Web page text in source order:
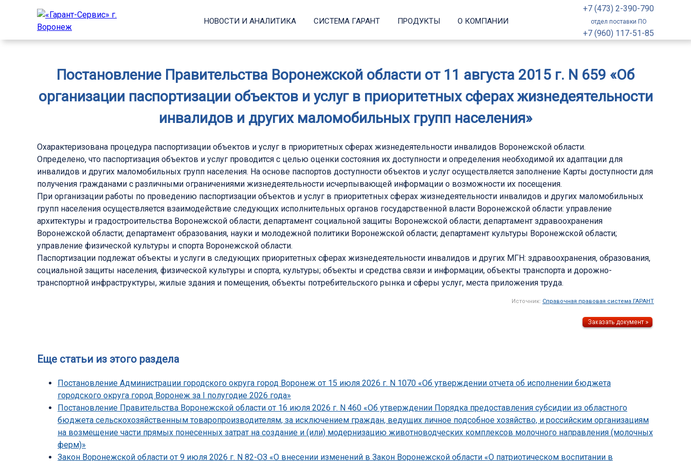
НОВОСТИ И АНАЛИТИКА СИСТЕМА ГАРАНТ ПРОДУКТЫ О КОМПАНИИ
+7 (473) 2-390-790
отдел поставки ПО
+7 (960) 117-51-85
Постановление Правительства Воронежской области от 11 августа 2015 г. N 659 «Об
организации паспортизации объектов и услуг в приоритетных сферах жизнедеятельности
инвалидов и других маломобильных групп населения»
Охарактеризована процедура паспортизации объектов и услуг в приоритетных сферах жизнедеятельности инвалидов Воронежской области.
Определено, что паспортизация объектов и услуг проводится с целью оценки состояния их доступности и определения необходимой их адаптации для
инвалидов и других маломобильных групп населения. На основе паспортов доступности объектов и услуг осуществляется заполнение Карты доступности для
получения гражданами с различными ограничениями жизнедеятельности исчерпывающей информации о возможности их посещения.
При организации работы по проведению паспортизации объектов и услуг в приоритетных сферах жизнедеятельности инвалидов и других маломобильных
групп населения осуществляется взаимодействие следующих исполнительных органов государственной власти Воронежской области: управление
архитектуры и градостроительства Воронежской области; департамент социальной защиты Воронежской области; департамент здравоохранения
Воронежской области; департамент образования, науки и молодежной политики Воронежской области; департамент культуры Воронежской области;
управление физической культуры и спорта Воронежской области.
Паспортизации подлежат объекты и услуги в следующих приоритетных сферах жизнедеятельности инвалидов и других МГН: здравоохранения, образования,
социальной защиты населения, физической культуры и спорта, культуры; объекты и средства связи и информации, объекты транспорта и дорожно-
транспортной инфраструктуры, жилые здания и помещения, объекты потребительского рынка и сферы услуг, места приложения труда.
Источник: Справочная правовая система ГАРАНТ
Еще статьи из этого раздела
Постановление Администрации городского округа город Воронеж от 15 июля 2026 г. N 1070 «Об утверждении отчета об исполнении бюджета
городского округа город Воронеж за I полугодие 2026 года»
Постановление Правительства Воронежской области от 16 июля 2026 г. N 460 «Об утверждении Порядка предоставления субсидии из областного
бюджета сельскохозяйственным товаропроизводителям, за исключением граждан, ведущих личное подсобное хозяйство, и российским организациям
на возмещение части прямых понесенных затрат на создание и (или) модернизацию животноводческих комплексов молочного направления (молочных
ферм)»
Закон Воронежской области от 9 июля 2026 г. N 82-ОЗ «О внесении изменений в Закон Воронежской области «О патриотическом воспитании в